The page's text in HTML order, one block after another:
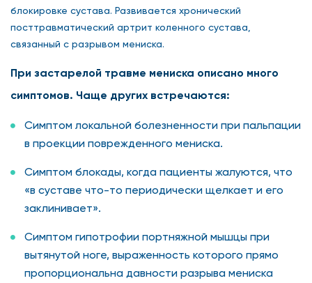
блокировке сустава. Развивается хронический
посттравматический артрит коленного сустава,
связанный с разрывом мениска.
При застарелой травме мениска описано много
симптомов. Чаще других встречаются:
Симптом локальной болезненности при пальпации
в проекции поврежденного мениска.
Симптом блокады, когда пациенты жалуются, что
«в суставе что-то периодически щелкает и его
заклинивает».
Симптом гипотрофии портняжной мышцы при
вытянутой ноге, выраженность которого прямо
пропорциональна давности разрыва мениска